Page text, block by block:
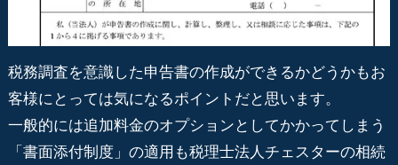
税務調査を意識した申告書の作成ができるかどうかもお
客様にとっては気になるポイントだと思います。
一般的には追加料金のオプションとしてかかってしまう
「書面添付制度」の適用も税理士法人チェスターの相続